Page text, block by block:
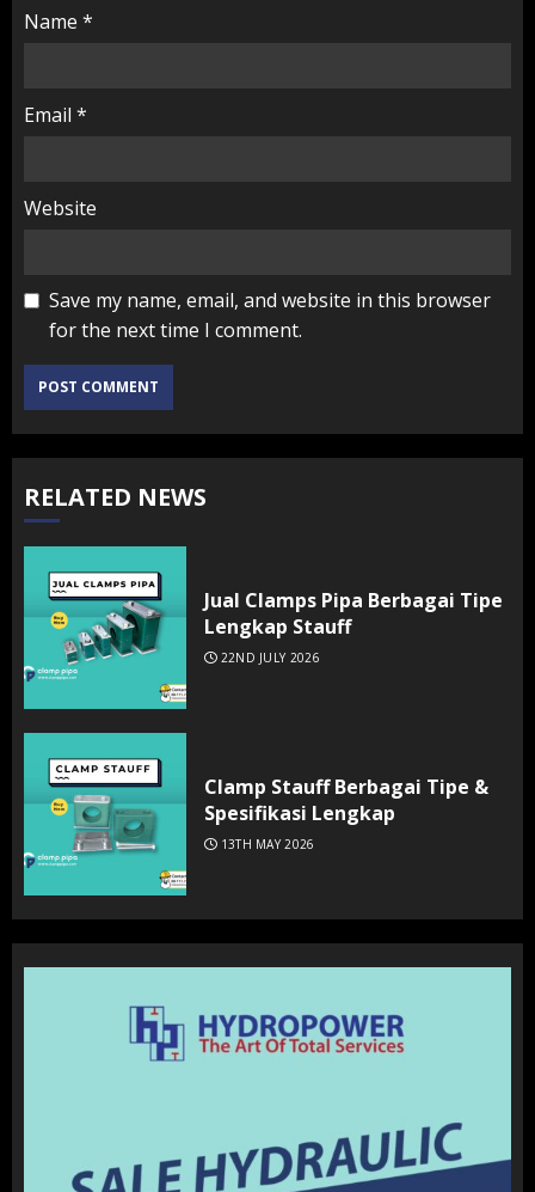
Name *
Email *
Website
Save my name, email, and website in this browser
for the next time I comment.
RELATED NEWS
Jual Clamps Pipa Berbagai Tipe
Lengkap Stauff
22ND JULY 2026
Clamp Stauff Berbagai Tipe &
Spesifikasi Lengkap
13TH MAY 2026